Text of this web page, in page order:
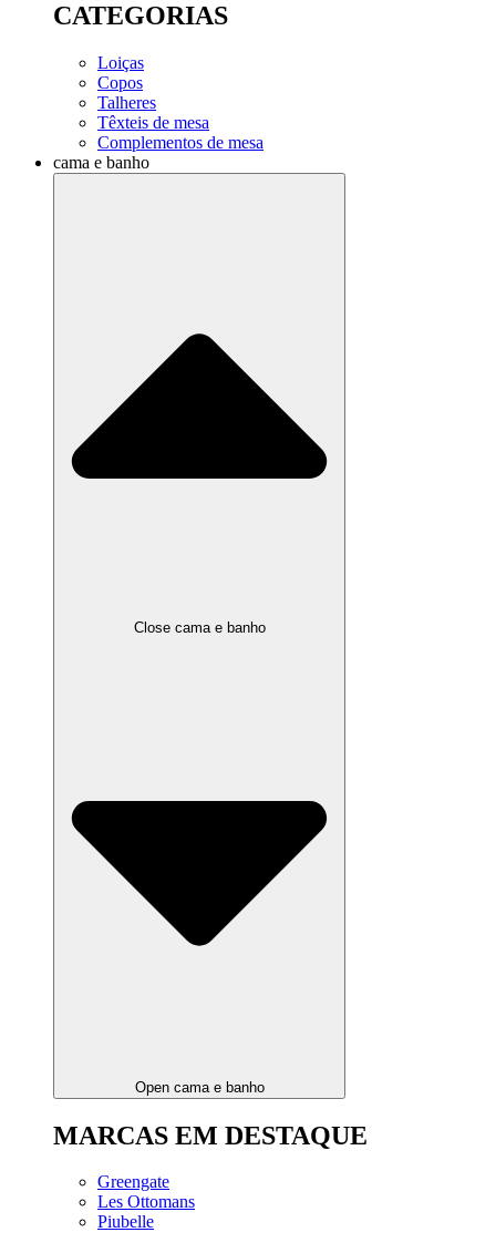
CATEGORIAS
Loiças
Copos
Talheres
Têxteis de mesa
Complementos de mesa
cama e banho
Close cama e banho
Open cama e banho
MARCAS EM DESTAQUE
Greengate
Les Ottomans
Piubelle